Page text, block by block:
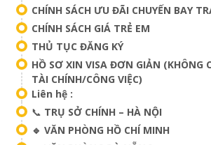
CHÍNH SÁCH ƯU ĐÃI CHUYẾN BAY
CHÍNH SÁCH GIÁ TRẺ EM
THỦ TỤC ĐĂNG KÝ
HỒ SƠ XIN VISA ĐƠN GIẢN (KHÔNG
TÀI CHÍNH/CÔNG VIỆC)
Liên hệ :
📞 TRỤ SỞ CHÍNH – HÀ NỘI
🔹 VĂN PHÒNG HỒ CHÍ MINH